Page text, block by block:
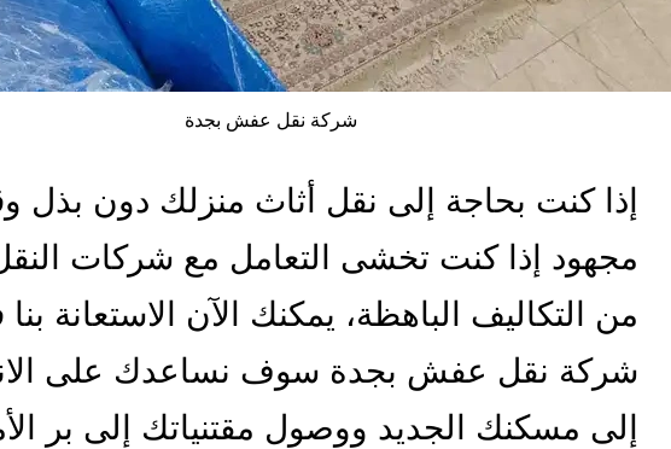
شركة نقل عفش بجدة
إذا كنت بحاجة إلى نقل أثاث منزلك دون بذل
مجهود إذا كنت تخشى التعامل مع شركات
من التكاليف الباهظة، يمكنك الآن الاستعانة
شركة نقل عفش بجدة سوف نساعدك على
إلى مسكنك الجديد ووصول مقتنياتك إلى بر